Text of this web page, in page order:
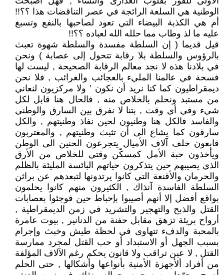
الوطنية هي السلعة الرائجة في عصر التناقضات هذا ؟؟!!
أم هي الكذبة البيضاء التي تعود لصاحبها بالنفع وتسبغ
عليه ما لذ وطاب مما حلله الله لعباده ؟؟!!
قيل قديما ( إن السلطة مفسدة والسلطة شهوة تعبث
بالرؤوس والسلطة بلا رقابة تتحول إلى عصابة ) ونحن
في بلادنا هذه لا نجد معالم الرقابة الصحيحة , ليست لها
فسحة في عالمنا المليء بالعجائب والغرائب , فلا نحن
ديمقراطيون كما كنا نريد أن نكون ’ ولا مركزيون لنعاني
من مستبد ونحلم بالخلاص منه , فالحال هنا قابل لكل
شيء وفي أي وقت , بتنا لا نفرق بين السارق والوطني
والفاسد فالكل هنا وطنيون لحين نفاذ وطنيتهم , والكل
سارقون كما يشاع الى أن تثبث وطنيتهم , والمغتربون
قابعون خلف آلاف الأميال يتجرعون الحنين الى الوطن
ويأخذون حبة الأمل كمسكّن وقتي للخلاص من الأرق
الذي يصيبهم حين يتذكرون حياتهم البائسة المليئة بالظلم
والحرمان والأقنعة التي كانوا يرتدونها لتبعدهم عن براثن
السلطة الفاسدة آنذاك , الكثيرون منهم كانوا يحلمون
بواقع أفضل إلا أنهم أصيبوا بإحباط حين فوجئوا بعصابات
القتل والذبح والتهجير والتشريد في زمن الديمقراطية ,
أرواح بريئة تزهق مقابل حفنة من الدنانير , بيوت عامرة
بالمحبة والدفء تتهاوى في لحظة طيش وخبث وإجرام
بسبب الجهل أو الاستبداد أو حب القتل لمجرد ممارسة
القتل , لا عين تراقب ولا قانون يحكم رغم الآلاف المؤلفة
من أفراد ألأجهزة الأمنية بأنواعها وأشكالها , حتى الحلم